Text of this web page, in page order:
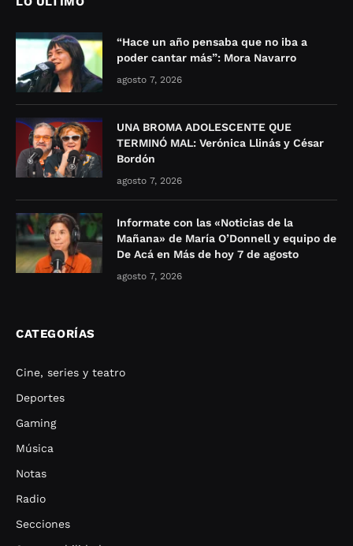
“Hace un año pensaba que no iba a
poder cantar más”: Mora Navarro
agosto 7, 2026
UNA BROMA ADOLESCENTE QUE
TERMINÓ MAL: Verónica Llinás y César
Bordón
agosto 7, 2026
Informate con las «Noticias de la
Mañana» de María O’Donnell y equipo de
De Acá en Más de hoy 7 de agosto
agosto 7, 2026
CATEGORÍAS
Cine, series y teatro
Deportes
Gaming
Música
Notas
Radio
Secciones